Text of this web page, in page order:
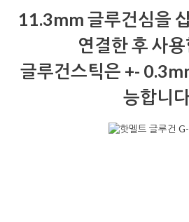
11.3mm 글루건심을
연결한 후 사
글루건스틱은 +-
능합니